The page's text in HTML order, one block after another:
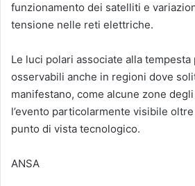
funzionamento dei satelliti e
tensione nelle reti elettriche.
Le luci polari associate alla
osservabili anche in regioni dove
manifestano, come alcune zone
l’evento particolarmente visibile
punto di vista tecnologico.
ANSA